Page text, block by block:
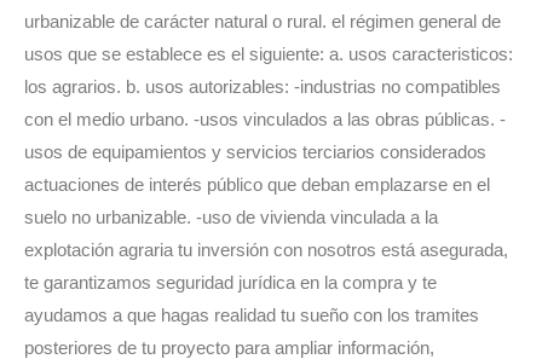
urbanizable de carácter natural o rural. el régimen general de
usos que se establece es el siguiente: a. usos caracteristicos:
los agrarios. b. usos autorizables: -industrias no compatibles
con el medio urbano. -usos vinculados a las obras públicas. -
usos de equipamientos y servicios terciarios considerados
actuaciones de interés público que deban emplazarse en el
suelo no urbanizable. -uso de vivienda vinculada a la
explotación agraria tu inversión con nosotros está asegurada,
te garantizamos seguridad jurídica en la compra y te
ayudamos a que hagas realidad tu sueño con los tramites
posteriores de tu proyecto para ampliar información,